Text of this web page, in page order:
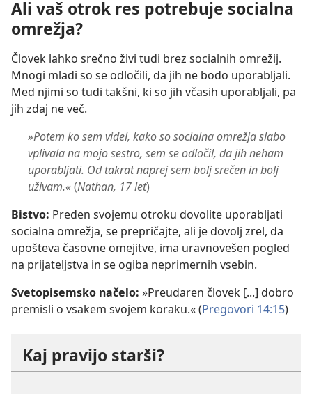
Ali vaš otrok res potrebuje socialna
omrežja?
Človek lahko srečno živi tudi brez socialnih omrežij.
Mnogi mladi so se odločili, da jih ne bodo uporabljali.
Med njimi so tudi takšni, ki so jih včasih uporabljali, pa
jih zdaj ne več.
»Potem ko sem videl, kako so socialna omrežja slabo
vplivala na mojo sestro, sem se odločil, da jih neham
uporabljati. Od takrat naprej sem bolj srečen in bolj
uživam.«(Nathan, 17 let)
Bistvo: Preden svojemu otroku dovolite uporabljati
socialna omrežja, se prepričajte, ali je dovolj zrel, da
upošteva časovne omejitve, ima uravnovešen pogled
na prijateljstva in se ogiba neprimernih vsebin.
Svetopisemsko načelo: »Preudaren človek [...] dobro
premisli o vsakem svojem koraku.« (Pregovori 14:15)
Kaj pravijo starši?